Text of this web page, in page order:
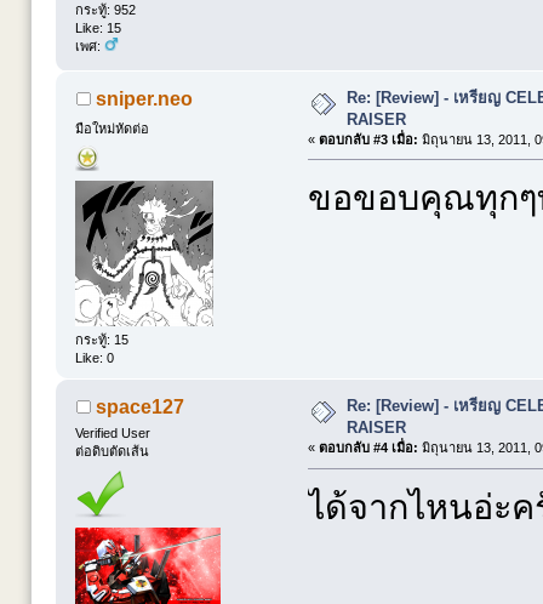
กระทู้: 952
Like: 15
เพศ:
sniper.neo
มือใหม่หัดต่อ
กระทู้: 15
Like: 0
Re: [Review] - เหรียญ
RAISER
« ตอบกลับ #3 เมื่อ: มิถุนายน 13, 2011,
ขอขอบคุณทุกๆ
space127
Verified User
ต่อดิบตัดเส้น
Re: [Review] - เหรียญ
RAISER
« ตอบกลับ #4 เมื่อ: มิถุนายน 13, 2011,
ได้จากไหนอ่ะค